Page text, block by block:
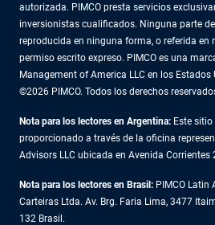
autorizada. PIMCO presta servicios
inversionistas cualificados. Ninguna parte
reproducida en ninguna forma, o referida en
permiso escrito expreso. PIMCO es una
Management of America LLC en los
©2026 PIMCO. Todos los derechos
Nota para los lectores en Argentina: Este
proporcionado a través de la oficina
Advisors LLC ubicada en Avenida Corrientes
Nota para los lectores en Brasil: PIMCO
Carteiras Ltda. Av. Brg. Faria Lima, 3477
132 Brasil.